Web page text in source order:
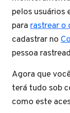
pelos usuários
para rastrear o
cadastrar no
pessoa
Agora que
terá tudo sob
como este